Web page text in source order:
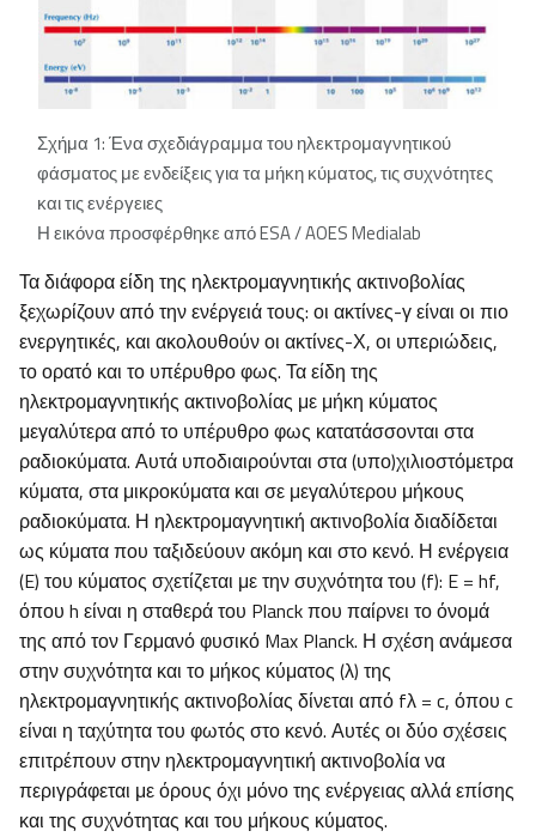
Σχήμα 1: Ένα σχεδιάγραμμα του ηλεκτρομαγνητικού
φάσματος με ενδείξεις για τα μήκη κύματος, τις συχνότητες
και τις ενέργειες
Η εικόνα προσφέρθηκε από ESA / AOES Medialab
Τα διάφορα είδη της ηλεκτρομαγνητικής ακτινοβολίας
ξεχωρίζουν από την ενέργειά τους: οι ακτίνες-γ είναι οι πιο
ενεργητικές, και ακολουθούν οι ακτίνες-Χ, οι υπεριώδεις,
το ορατό και το υπέρυθρο φως. Τα είδη της
ηλεκτρομαγνητικής ακτινοβολίας με μήκη κύματος
μεγαλύτερα από το υπέρυθρο φως κατατάσσονται στα
ραδιοκύματα. Αυτά υποδιαιρούνται στα (υπο)χιλιοστόμετρα
κύματα, στα μικροκύματα και σε μεγαλύτερου μήκους
ραδιοκύματα. Η ηλεκτρομαγνητική ακτινοβολία διαδίδεται
ως κύματα που ταξιδεύουν ακόμη και στο κενό. Η ενέργεια
(E) του κύματος σχετίζεται με την συχνότητα του (f): E = hf,
όπου h είναι η σταθερά του Planck που παίρνει το όνομά
της από τον Γερμανό φυσικό Max Planck. Η σχέση ανάμεσα
στην συχνότητα και το μήκος κύματος (λ) της
ηλεκτρομαγνητικής ακτινοβολίας δίνεται από fλ = c, όπου c
είναι η ταχύτητα του φωτός στο κενό. Αυτές οι δύο σχέσεις
επιτρέπουν στην ηλεκτρομαγνητική ακτινοβολία να
περιγράφεται με όρους όχι μόνο της ενέργειας αλλά επίσης
και της συχνότητας και του μήκους κύματος.